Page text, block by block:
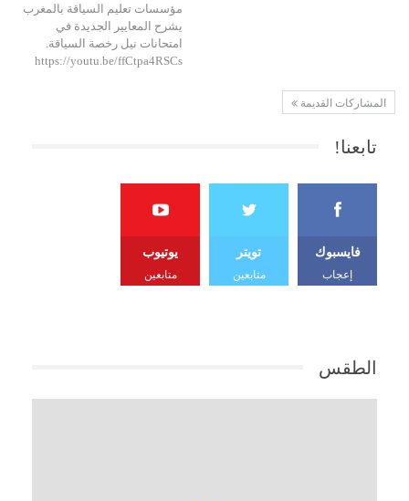
مؤسسات تعليم السياقة بالمغرب
يشرح المعايير الجديدة في
امتحانات نيل رخصة السياقة.
https://youtu.be/ffCtpa4RSCs
المشاركات القديمة
تابعنا!
فايسبوك
إعجاب
تويتر
متابعين
يوتيوب
متابعين
الطقس